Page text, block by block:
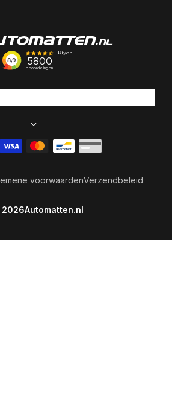
Automatten.nl
voorwaardenVerzendbeleid
Betaalmethoden